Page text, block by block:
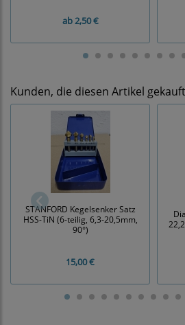
ab2,50 €
Kunden, die diesen Artikel
STANFORD Kegelsenker Satz
HSS-TiN (6-teilig, 6,3-20,5mm,
90°)
15,00 €